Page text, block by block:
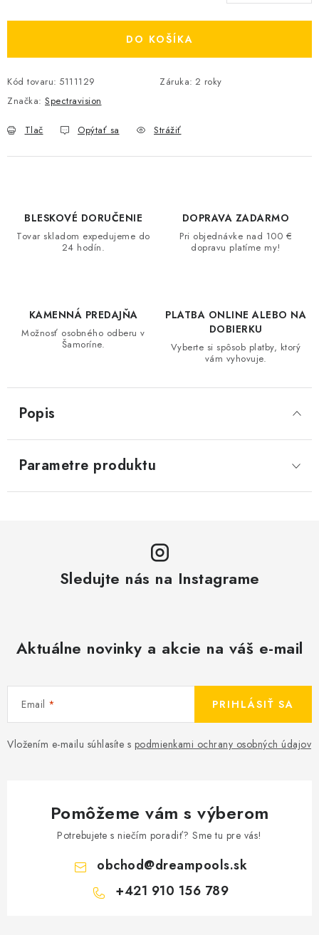
DO KOŠÍKA
Kód tovaru: 5111129 Záruka: 2 roky
Značka: Spectravision
Tlač Opýtať sa Strážiť
BLESKOVÉ DORUČENIE
Tovar skladom expedujeme do
24 hodín.
DOPRAVA ZADARMO
Pri objednávke nad 100 €
dopravu platíme my!
KAMENNÁ PREDAJŇA
Možnosť osobného odberu v
Šamoríne.
PLATBA ONLINE ALEBO NA
DOBIERKU
Vyberte si spôsob platby, ktorý
vám vyhovuje.
Popis
Parametre produktu
Sledujte nás na Instagrame
Aktuálne novinky a akcie na váš e-mail
Email
Vložením e-mailu súhlasíte s podmienkami ochrany osobných údajov
PRIHLÁSIŤ SA
Pomôžeme vám s výberom
Potrebujete s niečím poradiť? Sme tu pre vás!
obchod@dreampools.sk
+421 910 156 789